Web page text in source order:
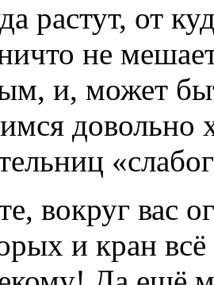
растут, от
не
и, может
довольно
вокруг вас
и кран всё